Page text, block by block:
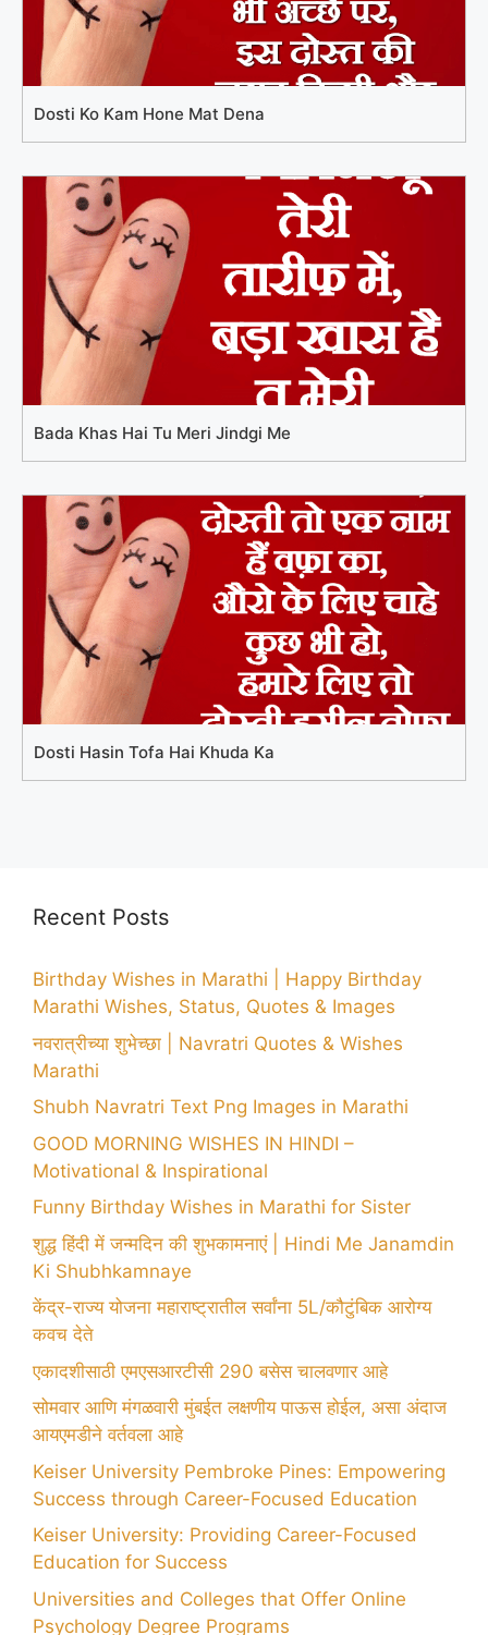
Dosti Ko Kam Hone Mat Dena
Bada Khas Hai Tu Meri Jindgi Me
Dosti Hasin Tofa Hai Khuda Ka
Recent Posts
Birthday Wishes in Marathi | Happy Birthday
Marathi Wishes, Status, Quotes & Images
नवरात्रीच्या शुभेच्छा | Navratri Quotes & Wishes
Marathi
Shubh Navratri Text Png Images in Marathi
GOOD MORNING WISHES IN HINDI –
Motivational & Inspirational
Funny Birthday Wishes in Marathi for Sister
शुद्ध हिंदी में जन्मदिन की शुभकामनाएं | Hindi Me Janamdin
Ki Shubhkamnaye
केंद्र-राज्य योजना महाराष्ट्रातील सर्वांना 5L/कौटुंबिक आरोग्य
कवच देते
एकादशीसाठी एमएसआरटीसी 290 बसेस चालवणार आहे
सोमवार आणि मंगळवारी मुंबईत लक्षणीय पाऊस होईल, असा अंदाज
आयएमडीने वर्तवला आहे
Keiser University Pembroke Pines: Empowering
Success through Career-Focused Education
Keiser University: Providing Career-Focused
Education for Success
Universities and Colleges that Offer Online
Psychology Degree Programs